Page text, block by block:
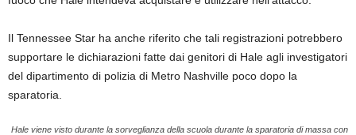
Il Tennessee Star ha anche riferito che tali registrazioni potrebbero
supportare le dichiarazioni fatte dai genitori di Hale agli investigatori
del dipartimento di polizia di Metro Nashville poco dopo la
sparatoria.
Hale viene visto durante la sorveglianza della scuola durante la sparatoria di massa con